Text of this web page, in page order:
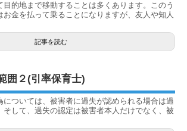
的地まで移動することは多くあります。このう
お金を払って乗ることになりますが、友人や知人
記事を読む
囲２(引率保育士)
については、被害者に過失が認められる場合は過
そして、過失の認定は被害者本人だけでなく、被